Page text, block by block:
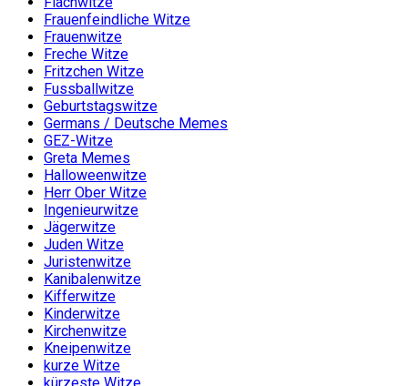
Frauenfeindliche Witze
Frauenwitze
Freche Witze
Fritzchen Witze
Fussballwitze
Geburtstagswitze
Germans / Deutsche Memes
GEZ-Witze
Greta Memes
Halloweenwitze
Herr Ober Witze
Ingenieurwitze
Jägerwitze
Juden Witze
Juristenwitze
Kanibalenwitze
Kifferwitze
Kinderwitze
Kirchenwitze
Kneipenwitze
kurze Witze